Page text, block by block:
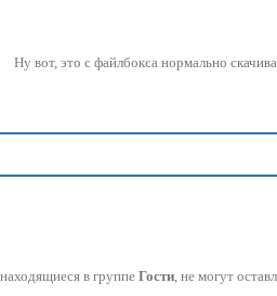
Ну вот, это с файлбокса нормально
в группе Гости, не могут